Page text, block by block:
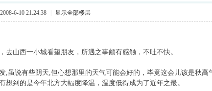
6-10 21:24:38 显示全部楼层
去山西一小城看望朋友，所遇之事颇有感触，不吐不快。
,虽说有些阴天,但心想那里的天气可能会好的，毕竟这会儿该是秋
想到的是今年北方大幅度降温，温度低得成为了近年之最。